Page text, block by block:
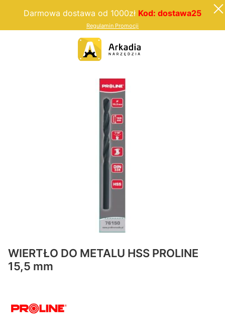
Darmowa dostawa od 1000zł Kod: dostawa25
Regulamin Promocji
WIERTŁO DO METALU HSS PROLINE
15,5 mm